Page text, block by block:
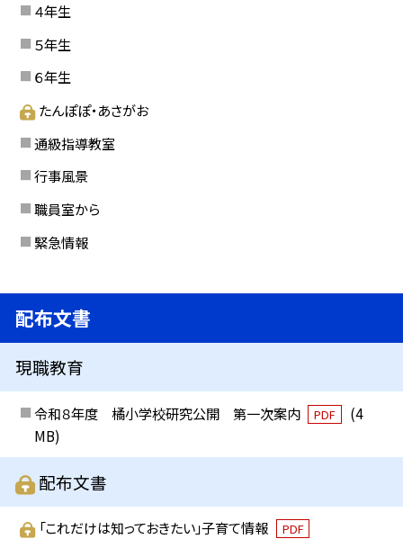
４年生
５年生
６年生
たんぽぽ・あさがお
通級指導教室
行事風景
職員室から
緊急情報
配布文書
現職教育
令和８年度 橘小学校研究公開 第一次案内 PDF
(4
MB)
配布文書
「これだけは知っておきたい」子育て情報 PDF